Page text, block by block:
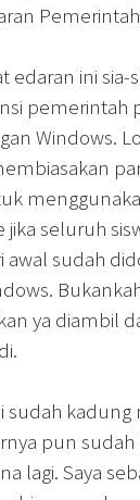
ini sia-
pemerintah
Windows.
seluruh
awal sudah
ya diambil
sudah
pun sudah
lagi. Saya